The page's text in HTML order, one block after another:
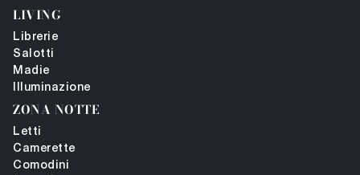
LIVING
Librerie
Salotti
Madie
Illuminazione
ZONA NOTTE
Letti
Camerette
Comodini